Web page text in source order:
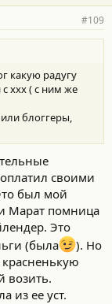
#109
какую радугу
ххх ( с ним же
блоггеры,
своими
был мой
Марат помница
Это
(была
). Но
возить.
из ее уст.